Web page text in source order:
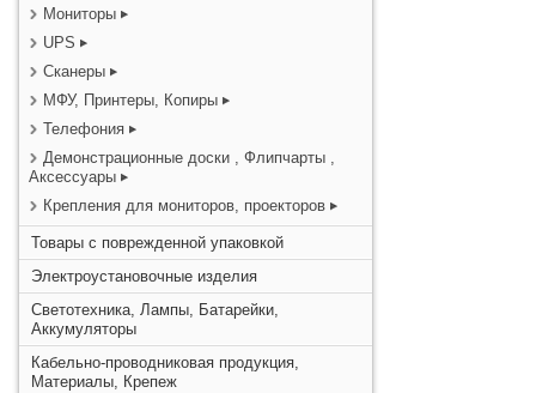
Мониторы
UPS
Сканеры
МФУ, Принтеры, Копиры
Телефония
Демонстрационные доски , Флипчарты ,
Аксессуары
Крепления для мониторов, проекторов
Товары с поврежденной упаковкой
Электроустановочные изделия
Светотехника, Лампы, Батарейки,
Аккумуляторы
Кабельно-проводниковая продукция,
Материалы, Крепеж